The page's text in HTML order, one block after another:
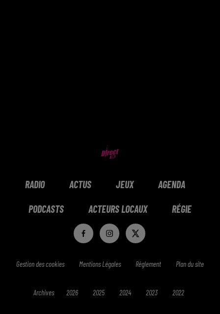
RADIO ACTUS JEUX AGENDA
PODCASTS ACTEURS LOCAUX RÉGIE
Gestion des cookies Mentions Légales Réglement Plan du site
Archives 2026 2025 2024 2023 2022